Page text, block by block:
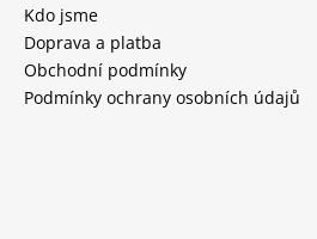
Kdo jsme
Doprava a platba
Obchodní podmínky
Podmínky ochrany osobních údajů